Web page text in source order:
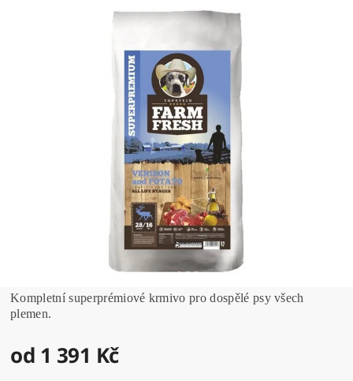
Kompletní superprémiové krmivo pro dospělé psy všech
plemen.
od 1 391 Kč